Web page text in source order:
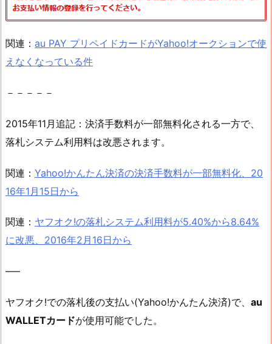
関連： au PAY プリペイドカードがYahoo!オークションで使
えなくなっている件
－－－－－
2015年11月追記：決済手数料が一部無料化される一方で、
落札システム利用料は改悪されます。
関連： Yahoo!かんたん決済の決済手数料が一部無料化、20
16年1月15日から
関連： ヤフオク!の落札システム利用料が5.40%から8.64%
に改悪、2016年2月16日から
—–
ヤフオク!での落札後の支払い(Yahoo!かんたん決済)で、 au
WALLETカードが使用可能でした。